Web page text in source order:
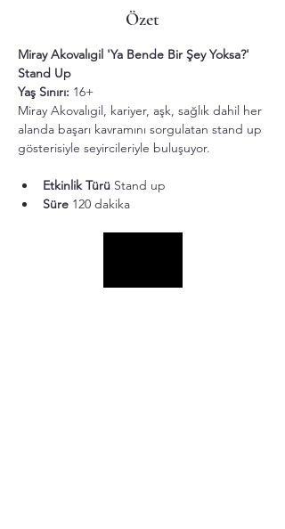
Özet
Miray Akovalıgil 'Ya Bende Bir Şey Yoksa?'
Stand Up
Yaş Sınırı: 16+
Miray Akovalıgil, kariyer, aşk, sağlık dahil her
alanda başarı kavramını sorgulatan stand up
gösterisiyle seyircileriyle buluşuyor.
Etkinlik Türü Stand up
Süre 120 dakika